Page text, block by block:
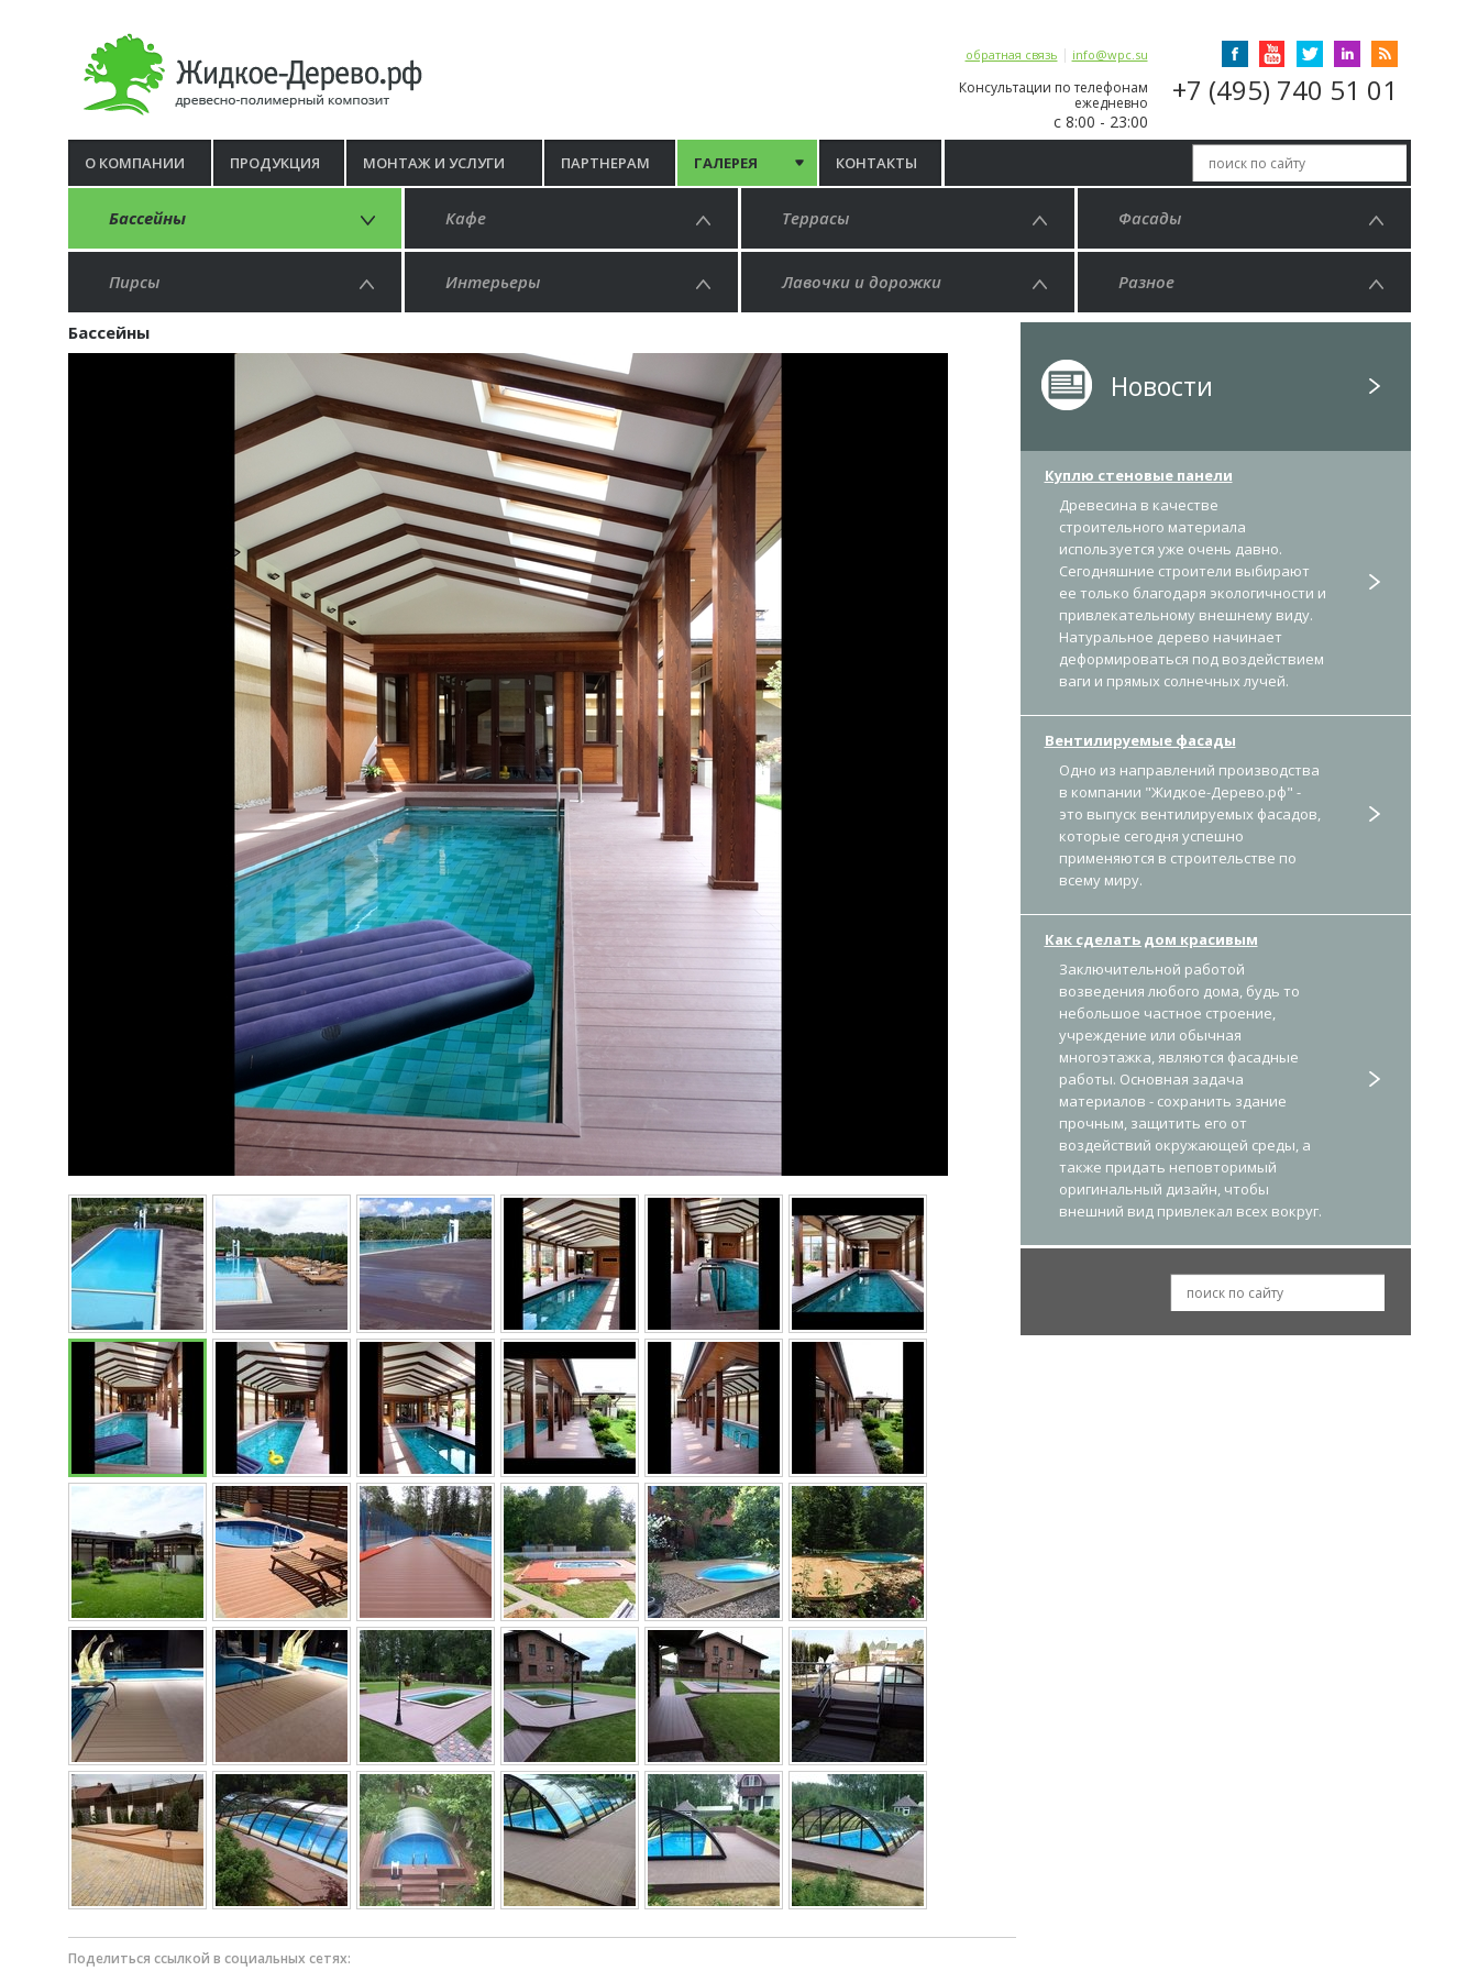
+7 (495) 740 51 01
обратная связь | info@wpc.su
Консультации по телефонам
ежедневно
с 8:00 - 23:00
О КОМПАНИИ ПРОДУКЦИЯ МОНТАЖ И УСЛУГИ ПАРТНЕРАМ ГАЛЕРЕЯ КОНТАКТЫ
Бассейны Кафе Террасы Фасады
Пирсы Интерьеры Лавочки и дорожки Разное
Бассейны
Поделиться ссылкой в социальных сетях:
Новости
Куплю стеновые панели
Древесина в качестве
строительного материала
используется уже очень давно.
Сегодняшние строители выбирают
ее только благодаря экологичности и
привлекательному внешнему виду.
Натуральное дерево начинает
деформироваться под воздействием
ваги и прямых солнечных лучей.
Вентилируемые фасады
Одно из направлений производства
в компании "Жидкое-Дерево.рф" -
это выпуск вентилируемых фасадов,
которые сегодня успешно
применяются в строительстве по
всему миру.
Как сделать дом красивым
Заключительной работой
возведения любого дома, будь то
небольшое частное строение,
учреждение или обычная
многоэтажка, являются фасадные
работы. Основная задача
материалов - сохранить здание
прочным, защитить его от
воздействий окружающей среды, а
также придать неповторимый
оригинальный дизайн, чтобы
внешний вид привлекал всех вокруг.